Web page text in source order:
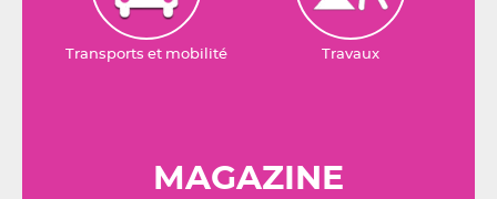
Transports et mobilité Travaux
MAGAZINE